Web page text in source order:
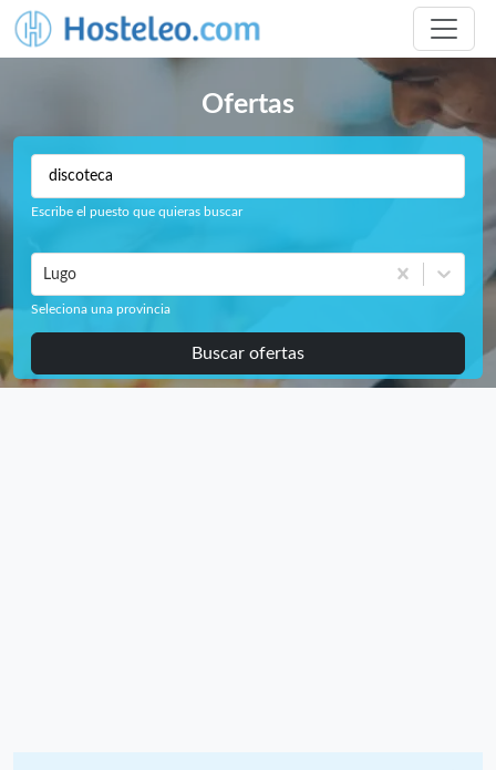
Ofertas
Escribe el puesto que quieras buscar
Lugo
Seleciona una provincia
Buscar ofertas